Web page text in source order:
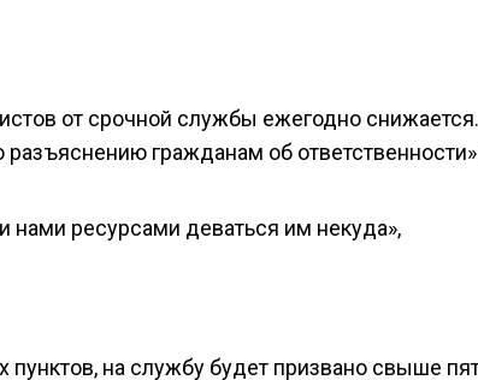
от срочной службы ежегодно
разъяснению гражданам об
ресурсами деваться им некуда»,
на службу будет призвано свыше